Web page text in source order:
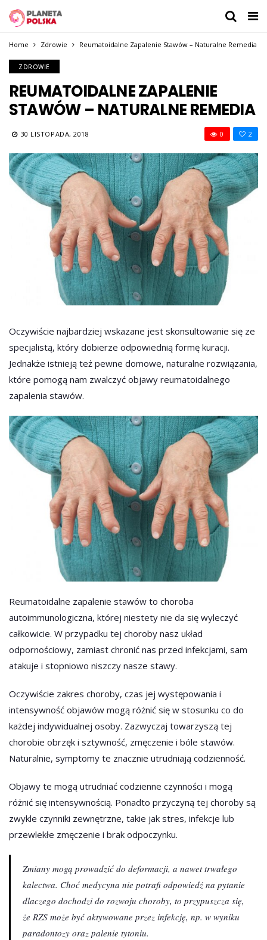
Home Zdrowie Reumatoidalne Zapalenie Stawów – Naturalne Remedia
ZDROWIE
REUMATOIDALNE ZAPALENIE
STAWÓW – NATURALNE REMEDIA
30 LISTOPADA, 2018 2
0
Oczywiście najbardziej wskazane jest skonsultowanie się ze
specjalistą, który dobierze odpowiednią formę kuracji.
Jednakże istnieją też pewne domowe, naturalne rozwiązania,
które pomogą nam zwalczyć objawy reumatoidalnego
zapalenia stawów.
Reumatoidalne zapalenie stawów to choroba
autoimmunologiczna, której niestety nie da się wyleczyć
całkowicie. W przypadku tej choroby nasz układ
odpornościowy, zamiast chronić nas przed infekcjami, sam
atakuje i stopniowo niszczy nasze stawy.
Oczywiście zakres choroby, czas jej występowania i
intensywność objawów mogą różnić się w stosunku co do
każdej indywidualnej osoby. Zazwyczaj towarzyszą tej
chorobie obrzęk i sztywność, zmęczenie i bóle stawów.
Naturalnie, symptomy te znacznie utrudniają codzienność.
Objawy te mogą utrudniać codzienne czynności i mogą
różnić się intensywnością. Ponadto przyczyną tej choroby są
zwykle czynniki zewnętrzne, takie jak stres, infekcje lub
przewlekłe zmęczenie i brak odpoczynku.
Zmiany mogą prowadzić do deformacji, a nawet trwałego
kalectwa. Choć medycyna nie potrafi odpowiedź na pytanie
dlaczego dochodzi do rozwoju choroby, to przypuszcza się,
że RZS może być aktywowane przez infekcję, np. w wyniku
paradontozy oraz palenie tytoniu.